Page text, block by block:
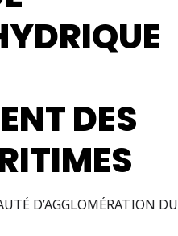
DES
D’AGGLOMÉRATION DU